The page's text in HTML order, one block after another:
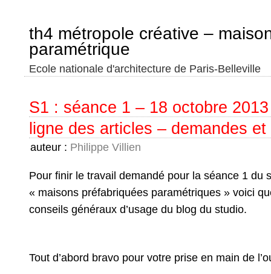
th4 métropole créative –
paramétrique
Ecole nationale d'architecture de Paris-Belleville
S1 : séance 1 – 18 octobre
ligne des articles – demandes
auteur : Philippe Villien
Pour finir le travail demandé pour la séance 1 du
« maisons préfabriquées paramétriques » voici
conseils généraux d’usage du blog du studio.
Tout d’abord bravo pour votre prise en main de